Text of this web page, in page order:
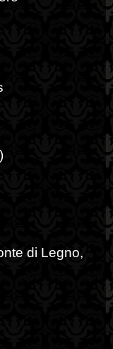
di Legno,